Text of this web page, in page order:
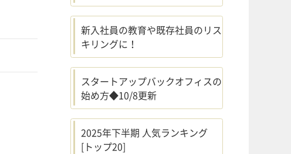
新入社員の教育や既存社員のリス
キリングに！
スタートアップバックオフィスの
始め方◆10/8更新
2025年下半期 人気ランキング
[トップ20]